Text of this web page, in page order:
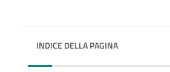
INDICE DELLA PAGINA